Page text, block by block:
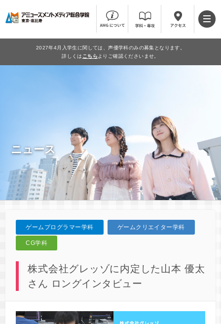
2027年4月入学生に関しては、声優学科のみの募集となります。
詳しくは こちら よりご確認くださいませ。
ニュース
ゲームプログラマー学科 ゲームクリエイター学科
CG学科
株式会社グレッゾに内定した山本 優太
さん ロングインタビュー